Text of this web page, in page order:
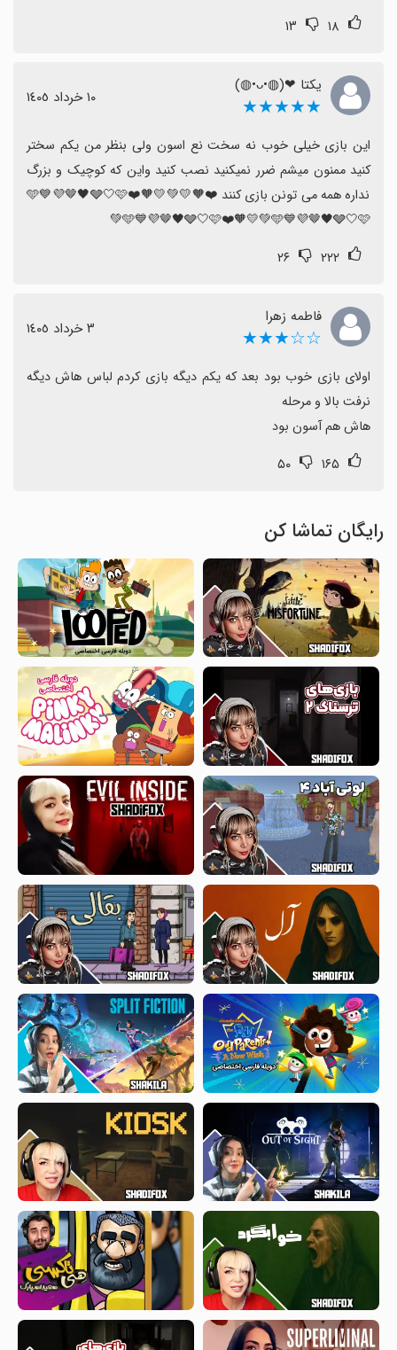
سرگرمی پایدار هستید، این بازی می‌تواند گزینه مناسبی باشد.۱۸ ۱۳
یکتا ⁦(◍•ᴗ•◍)❤⁩
★★★★★ ١٠ خرداد ١٤٠٥
نداره همه می تونن بازی کنند ❤️🧡💛💚🩵💙💜🤎🖤🩶🤍🩷❤️🧡💛
💚🩵💙💜🤎🖤🩶🤍🩷❤️🧡💛💚🩵💙💜🤎🖤🩶🤍🩷
۲۲۲ ۲۶
فاطمه زهرا
☆☆★★★ ٣ خرداد ١٤٠٥
هاش هم آسون بود
۱۶۵ ۵۰
رایگان تماشا کن